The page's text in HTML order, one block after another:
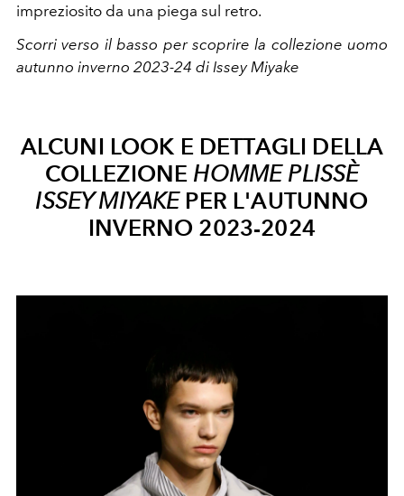
impreziosito da una piega sul retro.
Scorri verso il basso per scoprire la collezione uomo
autunno inverno 2023-24 di Issey Miyake
ALCUNI LOOK E DETTAGLI DELLA
COLLEZIONE HOMME PLISSÈ
ISSEY MIYAKEPER L'AUTUNNO
INVERNO 2023-2024